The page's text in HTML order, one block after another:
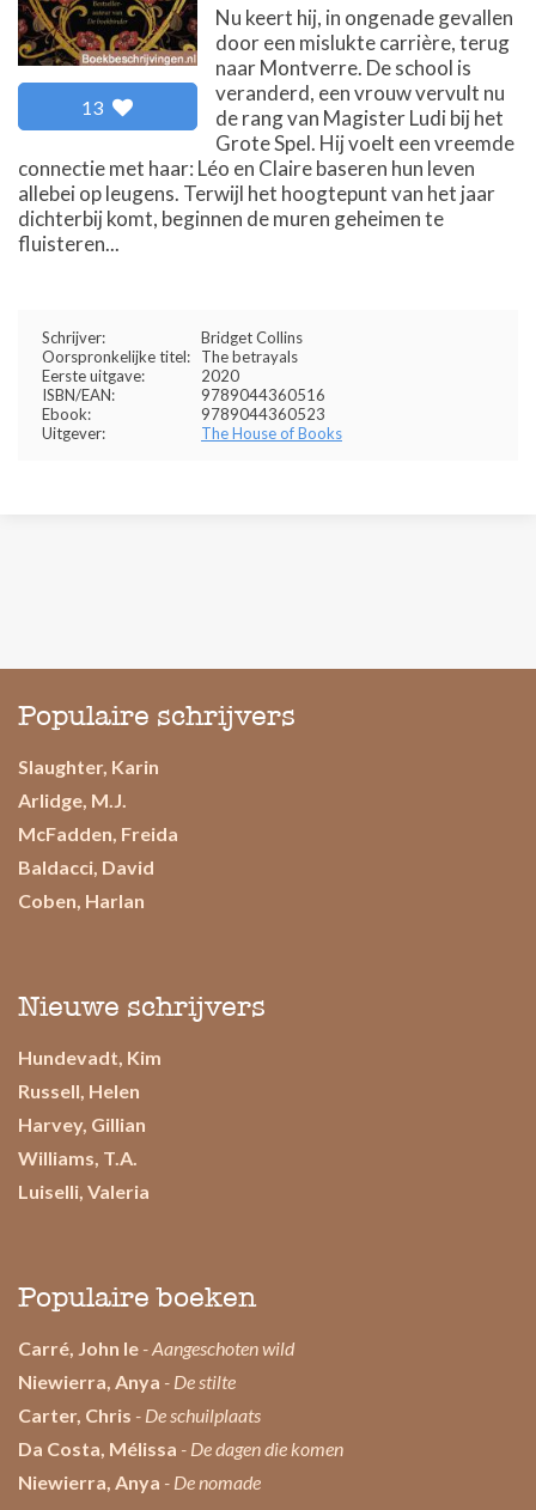
13
Nu keert hij, in ongenade gevallen
door een mislukte carrière, terug
naar Montverre. De school is
veranderd, een vrouw vervult nu
de rang van Magister Ludi bij het
Grote Spel. Hij voelt een vreemde
connectie met haar: Léo en Claire baseren hun leven
allebei op leugens. Terwijl het hoogtepunt van het jaar
dichterbij komt, beginnen de muren geheimen te
fluisteren...
Schrijver:
Bridget Collins
Oorspronkelijke titel:
The betrayals
Eerste uitgave:
2020
ISBN/EAN:
9789044360516
Ebook:
9789044360523
Uitgever:
The House of Books
Populaire schrijvers
Slaughter, Karin
Arlidge, M.J.
McFadden, Freida
Baldacci, David
Coben, Harlan
Nieuwe schrijvers
Hundevadt, Kim
Russell, Helen
Harvey, Gillian
Williams, T.A.
Luiselli, Valeria
Populaire boeken
Carré, John le - Aangeschoten wild
Niewierra, Anya - De stilte
Carter, Chris - De schuilplaats
Da Costa, Mélissa - De dagen die komen
Niewierra, Anya - De nomade